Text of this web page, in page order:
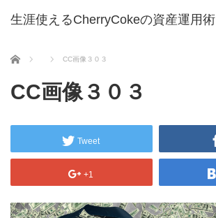
生涯使えるCherryCokeの資産運用術
ホーム CC画像３０３
CC画像３０３
Tweet
+1